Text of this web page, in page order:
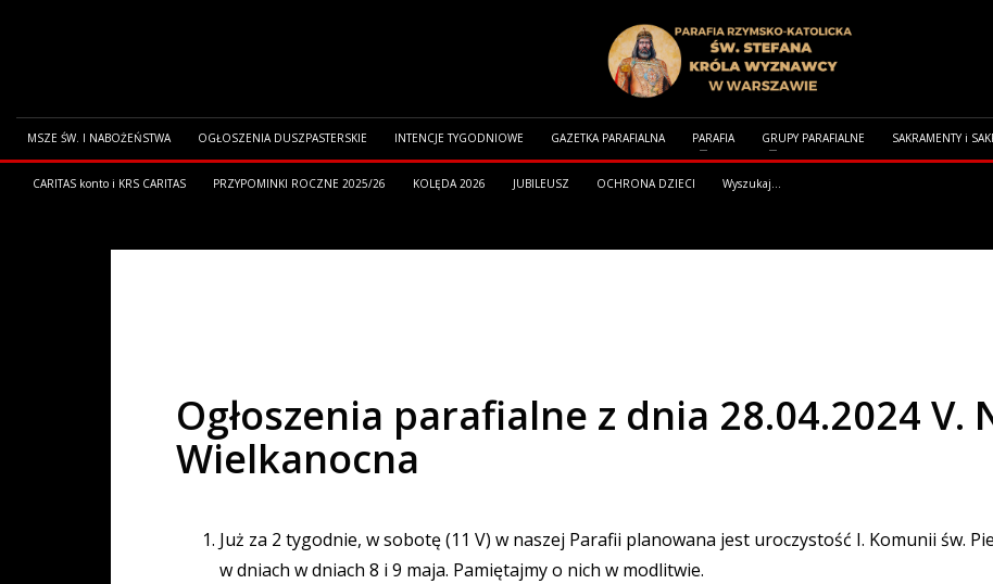
MSZE ŚW. I NABOŻEŃSTWA OGŁOSZENIA DUSZPASTERSKIE INTENCJE TYGODNIOWE GAZETKA PARAFIALNA PARAFIA GRUPY PARAFIALNE SAKRAMENTY i
CARITAS konto i KRS CARITAS PRZYPOMINKI ROCZNE 2025/26 KOLĘDA 2026 JUBILEUSZ OCHRONA DZIECI Wyszukaj...
Ogłoszenia parafialne z dnia 28.04.2024 V.
Wielkanocna
Już za 2 tygodnie, w sobotę (11 V) w naszej Parafii planowana jest uroczystość I. Komunii św.
w dniach w dniach 8 i 9 maja. Pamiętajmy o nich w modlitwie.